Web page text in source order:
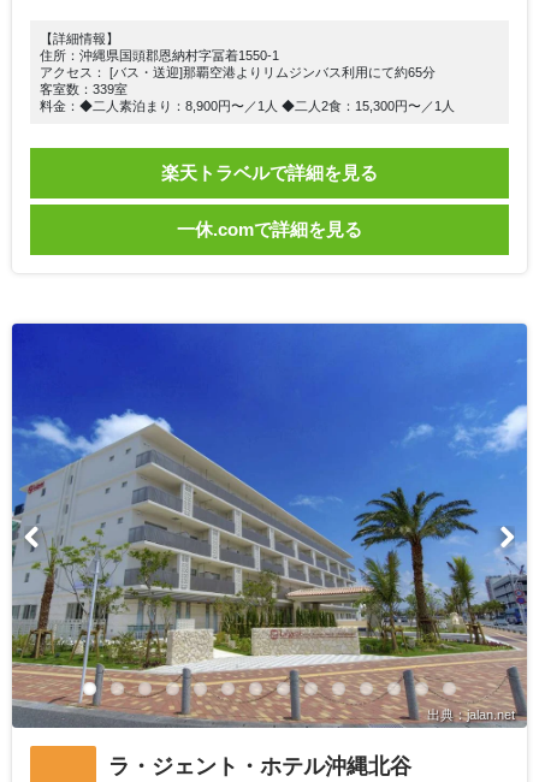
【詳細情報】
住所：沖縄県国頭郡恩納村字冨着1550-1
アクセス： [バス・送迎]那覇空港よりリムジンバス利用にて約65分
客室数：339室
料金：◆二人素泊まり：8,900円〜／1人 ◆二人2食：15,300円〜／1人
楽天トラベルで詳細を見る
一休.comで詳細を見る
出典：jalan.net
ラ・ジェント・ホテル沖縄北谷